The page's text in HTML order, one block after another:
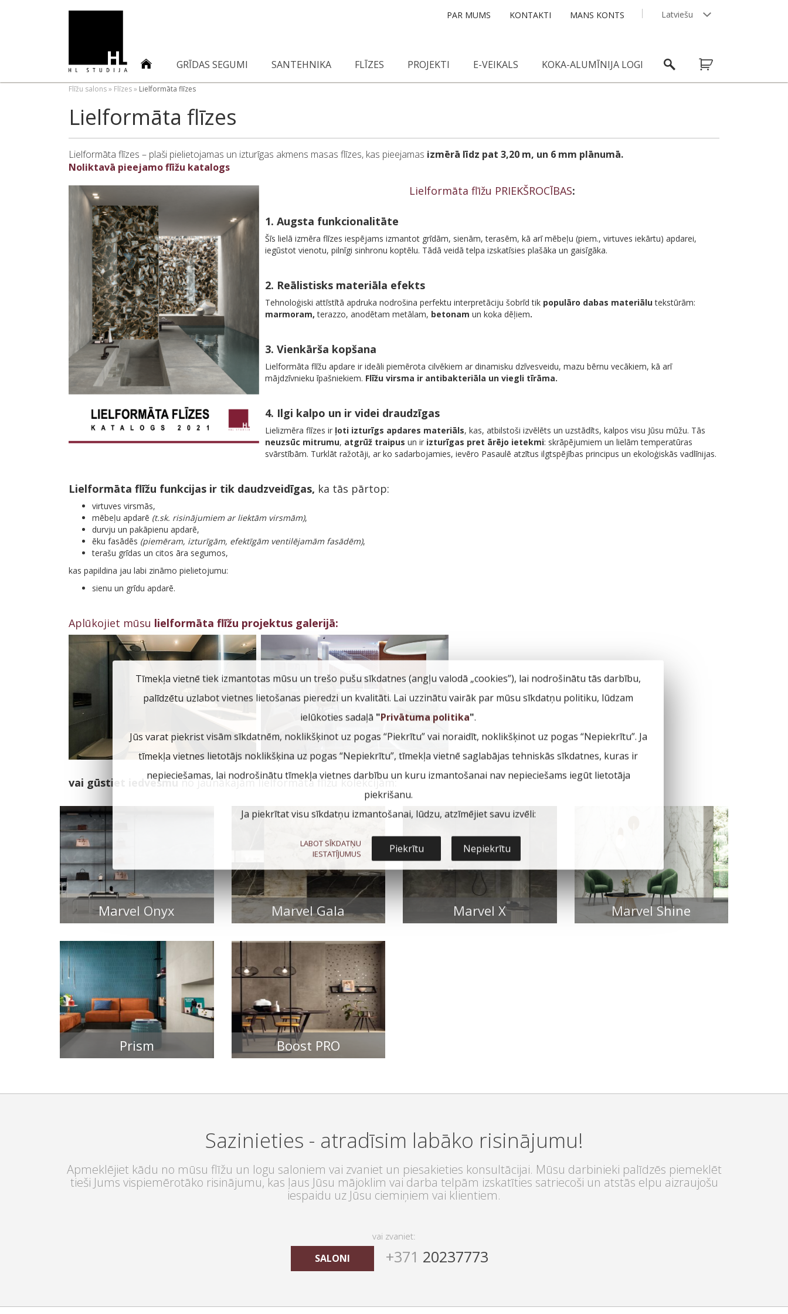
GRĪDAS SEGUMI SANTEHNIKA FLĪZES PROJEKTI E-VEIKALS KOKA-ALUMĪNIJA LOGI
MANS KONTS
KONTAKTI
PAR MUMS
Latviešu
Flīžu salons» Flīzes» Lielformāta flīzes
Lielformāta flīzes
Lielformāta flīzes – plaši pielietojamas un izturīgas akmens masas flīzes, kas pieejamas izmērā līdz pat 3,20 m, un 6 mm plānumā.
Noliktavā pieejamo flīžu katalogs
Lielformāta flīžu PRIEKŠROCĪBAS:
1. Augsta funkcionalitāte
Šīs lielā izmēra flīzes iespējams izmantot grīdām, sienām, terasēm, kā arī mēbeļu (piem., virtuves iekārtu) apdarei,
iegūstot vienotu, pilnīgi sinhronu koptēlu. Tādā veidā telpa izskatīsies plašāka un gaisīgāka.
2. Reālistisks materiāla efekts
Tehnoloģiski attīstītā apdruka nodrošina perfektu interpretāciju šobrīd tik populāro dabas materiālutekstūrām:
marmoram,terazzo, anodētam metālam, betonam un koka dēļiem.
3. Vienkārša kopšana
Lielformāta flīžu apdare ir ideāli piemērota cilvēkiem ar dinamisku dzīvesveidu, mazu bērnu vecākiem, kā arī
mājdzīvnieku īpašniekiem. Flīžu virsma ir antibakteriāla un viegli tīrāma.
4. Ilgi kalpo un ir videi draudzīgas
Lielizmēra flīzes ir ļoti izturīgs apdares materiāls, kas, atbilstoši izvēlēts un uzstādīts, kalpos visu Jūsu mūžu. Tās
neuzsūc mitrumu, atgrūž traipus un ir izturīgas pret ārējo ietekmi: skrāpējumiem un lielām temperatūras
svārstībām. Turklāt ražotāji, ar ko sadarbojamies, ievēro Pasaulē atzītus ilgtspējības principus un ekoloģiskās vadlīnijas.
Lielformāta flīžu funkcijas ir tik daudzveidīgas, ka tās pārtop:
virtuves virsmās,
mēbeļu apdarē (t.sk. risinājumiem ar liektām virsmām),
durvju un pakāpienu apdarē,
ēku fasādēs (piemēram, izturīgām, efektīgām ventilējamām fasādēm),
terašu grīdas un citos āra segumos,
kas papildina jau labi zināmo pielietojumu:
sienu un grīdu apdarē.
Aplūkojiet mūsu lielformāta flīžu projektus galerijā:
vai gūstiet iedvesmuno jaunākajām lielformāta flīžu kolekcijām:
Marvel Onyx
FLĪŽU KOLEKCIJAS
Marvel Gala
FLĪŽU KOLEKCIJAS
Marvel X Marvel Shine
Prism Boost PRO
Sazinieties - atradīsim labāko risinājumu!
Apmeklējiet kādu no mūsu flīžu un logu saloniem vai zvaniet un piesakieties konsultācijai. Mūsu darbinieki palīdzēs piemeklēt
tieši Jums vispiemērotāko risinājumu, kas ļaus Jūsu mājoklim vai darba telpām izskatīties satriecoši un atstās elpu aizraujošu
iespaidu uz Jūsu ciemiņiem vai klientiem.
vai zvaniet:
SALONI +371 20237773
Tīmekļa vietnē tiek izmantotas mūsu un trešo pušu sīkdatnes (angļu valodā „cookies”), lai nodrošinātu tās darbību,
palīdzētu uzlabot vietnes lietošanas pieredzi un kvalitāti. Lai uzzinātu vairāk par mūsu sīkdatņu politiku, lūdzam
ielūkoties sadaļā "Privātuma politika".
Jūs varat piekrist visām sīkdatnēm, noklikšķinot uz pogas “Piekrītu” vai noraidīt, noklikšķinot uz pogas “Nepiekrītu”. Ja
tīmekļa vietnes lietotājs noklikšķina uz pogas “Nepiekrītu”, tīmekļa vietnē saglabājas tehniskās sīkdatnes, kuras ir
nepieciešamas, lai nodrošinātu tīmekļa vietnes darbību un kuru izmantošanai nav nepieciešams iegūt lietotāja
piekrišanu.
Ja piekrītat visu sīkdatņu izmantošanai, lūdzu, atzīmējiet savu izvēli:
LABOT SĪKDATŅU
IESTATĪJUMUS
Piekrītu Nepiekrītu